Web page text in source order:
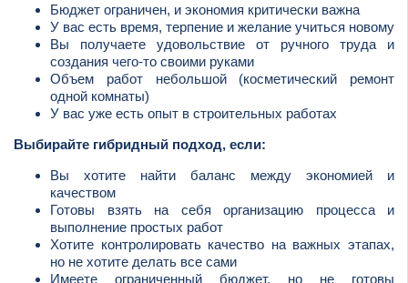
Бюджет ограничен, и экономия критически важна
У вас есть время, терпение и желание учиться новому
Вы получаете удовольствие от ручного труда и
создания чего-то своими руками
Объем работ небольшой (косметический ремонт
одной комнаты)
У вас уже есть опыт в строительных работах
Выбирайте гибридный подход, если:
Вы хотите найти баланс между экономией и
качеством
Готовы взять на себя организацию процесса и
выполнение простых работ
Хотите контролировать качество на важных этапах,
но не хотите делать все сами
Имеете ограниченный бюджет, но не готовы